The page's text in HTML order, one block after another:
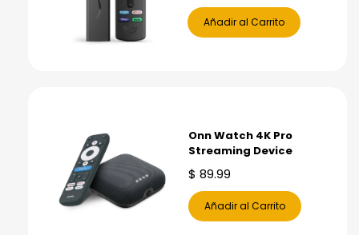
Añadir al Carrito
Onn Watch 4K Pro
Streaming Device
$ 89.99
Añadir al Carrito